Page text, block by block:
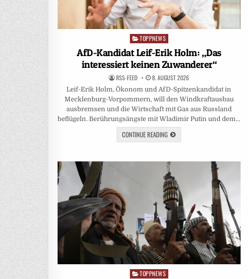
Posted
TOPPNEWS
AfD-Kandidat Leif-Erik Holm: „Das
interessiert keinen Zuwanderer“
RSS-FEED 8. AUGUST 2026
Leif-Erik Holm, Ökonom und AfD-Spitzenkandidat in
Mecklenburg-Vorpommern, will den Windkraftausbau
ausbremsen und die Wirtschaft mit Gas aus Russland
beflügeln. Berührungsängste mit Wladimir Putin und dem…
CONTINUE READING
Posted
TOPPNEWS